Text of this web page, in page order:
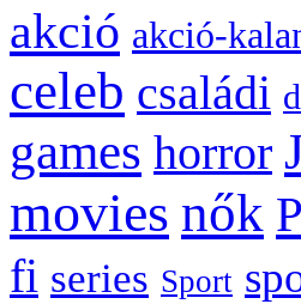
akció akció-
celeb családi
games horror
movies nők
fi series Sport